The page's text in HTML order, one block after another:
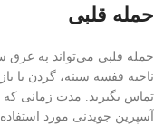
حمله قلبی
حمله قلبی می‌تواند به عرق
ناحیه قفسه سینه، گردن یا
تماس بگیرید. مدت زمانی که
آسپرین جویدنی مورد